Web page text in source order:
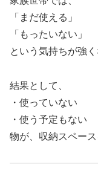
「まだ使える」
「もったいない」
という気持ちが強
結果として、
・使っていない
・使う予定もない
物が、収納スペース